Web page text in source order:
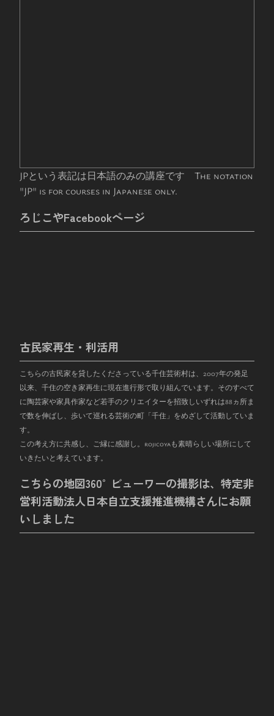
JPという表記は日本語のみの講座です The notation
"JP" is for courses in Japanese only.
ろじこやFacebookページ
古民家再生・利活用
こちらの古民家を貸したくださっている千住芸術村は、 2007年の発足
以来、千住の空き家再生に現在進行形で取り組んでいます。そのすべて
に陶芸家や家具作家など若手のクリエイターを招致しいずれは88ヵ所ま
で数を伸ばし、歩いて巡れる芸術の町「千住」をめざして活動していま
す。
この考え方に共感し、ご縁に感謝し。rojicoyaも素晴らしい場所にして
いきたいと考えています。
こちらの地図360°ビューワーの撮影は、特定非
営利活動法人日本自立支援推進機構さんにお願
いしました